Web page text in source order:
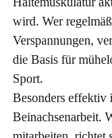
wird. Wer
Verspannungen,
die Basis für
Sport.
Besonders effektiv
Beinachsenarbeit.